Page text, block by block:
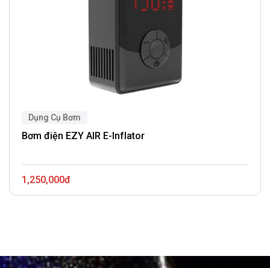
Dụng Cụ Bơm
Bơm điện EZY AIR E-Inflator
1,250,000đ